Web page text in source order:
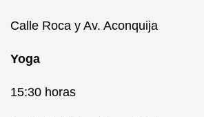
Calle Roca y Av. Aconquija
Yoga
15:30 horas